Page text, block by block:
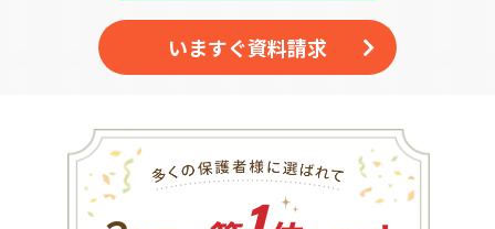
いますぐ資料請求